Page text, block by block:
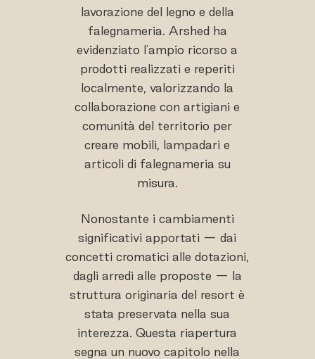
lavorazione del legno e della
falegnameria. Arshed ha
evidenziato l'ampio ricorso a
prodotti realizzati e reperiti
localmente, valorizzando la
collaborazione con artigiani e
comunità del territorio per
creare mobili, lampadari e
articoli di falegnameria su
misura.
Nonostante i cambiamenti
significativi apportati — dai
concetti cromatici alle dotazioni,
dagli arredi alle proposte — la
struttura originaria del resort è
stata preservata nella sua
interezza. Questa riapertura
segna un nuovo capitolo nella